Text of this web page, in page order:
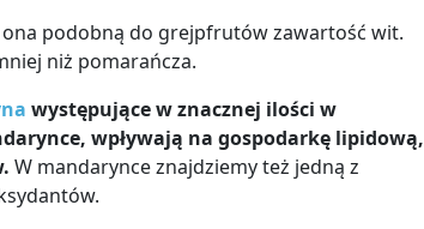
podobną do grejpfrutów zawartość wit.
niż pomarańcza.
występujące w znacznej ilości w
wpływają na gospodarkę lipidową,
W mandarynce znajdziemy też jedną z